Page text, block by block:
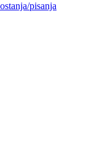
pisanja